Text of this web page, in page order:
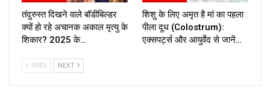
तंदुरुस्त दिखने वाले बॉडीबिल्डर
क्यों हो रहे अचानक अकाल मृत्यु के
शिकार? 2025 के…
शिशु के लिए अमृत है मां का पहला
पीला दूध (Colostrum):
एक्सपर्ट्स और आयुर्वेद से जानें…
PREV NEXT